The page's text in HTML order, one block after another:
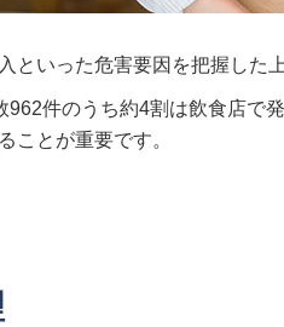
いった危害要因を把握した
件のうち約4割は飲食店で
ことが重要です。